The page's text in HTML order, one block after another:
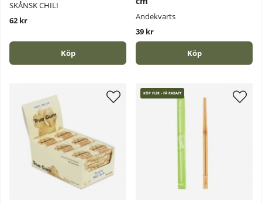
SKÅNSK CHILI
62 kr
Köp
Andekvarts
39 kr
Köp
KÖP FLER - FÅ RABATT